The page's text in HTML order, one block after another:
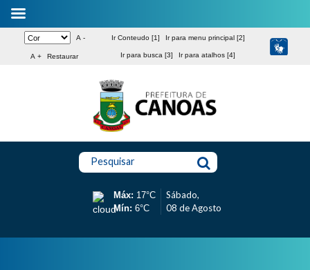
A -
A + Restaurar
Ir Conteudo [1] Ir para menu principal [2]
Ir para busca [3] Ir para atalhos [4]
Pesquisar
Máx: 17°C
Mín: 6°C
Sábado,
08 de Agosto